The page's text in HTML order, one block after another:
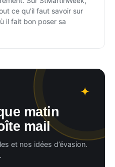
ce qu'il faut savoir sur
il fait bon poser sa
matin
mail
et nos idées d’évasion.